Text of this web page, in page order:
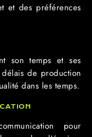
et des préférences
son temps et ses
de production
dans les temps.
pour